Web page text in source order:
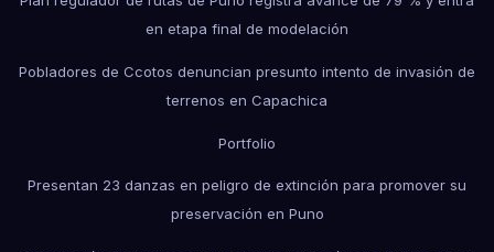
en etapa final de modelación
Pobladores de Ccotos denuncian presunto intento de invasión de
terrenos en Capachica
Portfolio
Presentan 23 danzas en peligro de extinción para promover su
preservación en Puno